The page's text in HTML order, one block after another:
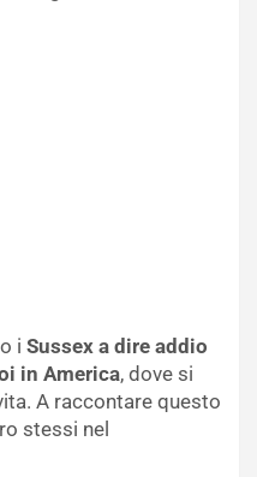
i Sussex a dire addio
in America, dove si
A raccontare questo
stessi nel